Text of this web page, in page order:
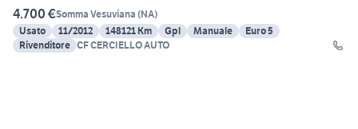
4.700 €Somma Vesuviana (NA)
Usato
11/2012 148121 Km Gpl Manuale
Euro 5
Rivenditore CF CERCIELLO AUTO